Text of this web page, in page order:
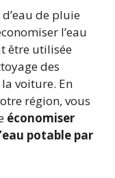
de pluie
l’eau
être utilisée
des
voiture. En
région, vous
économiser
potable par